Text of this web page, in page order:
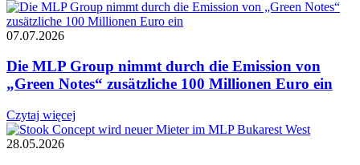
07.07.2026
Die MLP Group nimmt durch die Emission von
„Green Notes“ zusätzliche 100 Millionen Euro ein
Czytaj więcej
28.05.2026